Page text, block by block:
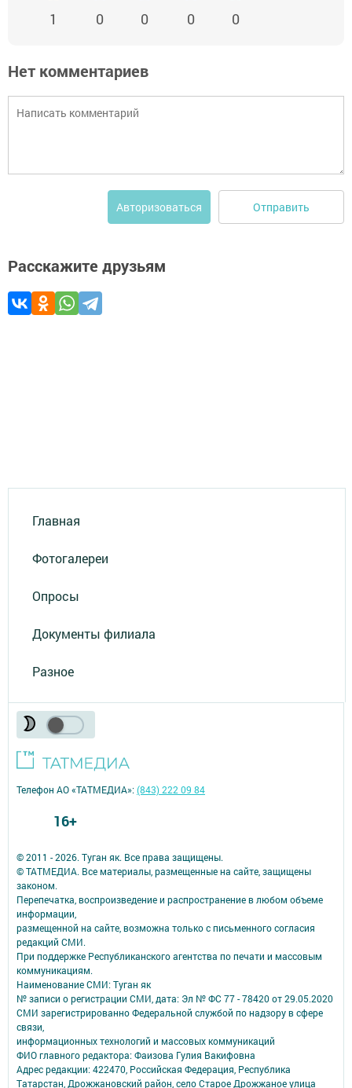
1 0 0 0 0
Нет комментариев
Авторизоваться Отправить
Расскажите друзьям
Главная
Фотогалереи
Опросы
Документы филиала
Разное
© 2011 - 2026. Туган як. Все права защищены.
© ТАТМЕДИА. Все материалы, размещенные на сайте, защищены
законом.
Перепечатка, воспроизведение и распространение в любом объеме
информации,
размещенной на сайте, возможна только с письменного согласия
редакций СМИ.
При поддержке Республиканского агентства по печати и массовым
коммуникациям.
Наименование СМИ: Туган як
№ записи о регистрации СМИ, дата: Эл № ФС 77 - 78420 от 29.05.2020
СМИ зарегистрированно Федеральной службой по надзору в сфере
связи,
информационных технологий и массовых коммуникаций
ФИО главного редактора: Фаизова Гулия Вакифовна
Адрес редакции: 422470, Российская Федерация, Республика
Татарстан, Дрожжановский район, село Старое Дрожжаное улица
Телефон АО «ТАТМЕДИА»:(843) 222 09 84
16+